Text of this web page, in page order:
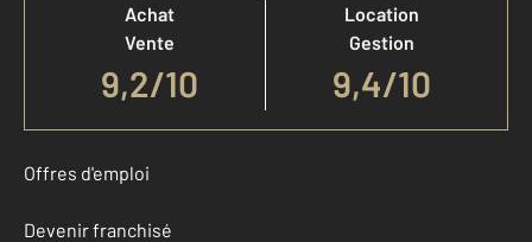
Achat
Vente
9,2/10
Location
Gestion
9,4/10
Offres d'emploi
Devenir franchisé